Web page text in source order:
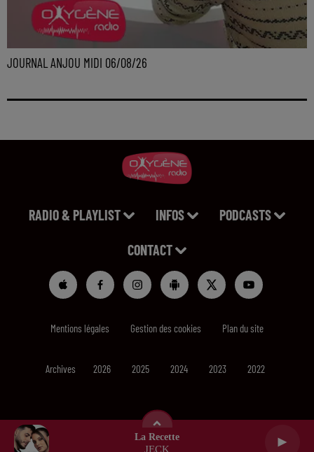
La Recette
JECK
JOURNAL ANJOU MIDI 06/08/26
RADIO & PLAYLIST INFOS PODCASTS
CONTACT
Mentions légales Gestion des cookies Plan du site
Archives 2026 2025 2024 2023 2022